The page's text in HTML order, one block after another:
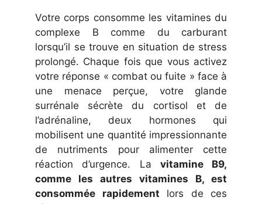
Votre corps consomme les vitamines du
complexe B comme du carburant
lorsqu’il se trouve en situation de stress
prolongé. Chaque fois que vous activez
votre réponse « combat ou fuite » face à
une menace perçue, votre glande
surrénale sécrète du cortisol et de
l’adrénaline, deux hormones qui
mobilisent une quantité impressionnante
de nutriments pour alimenter cette
réaction d’urgence. La vitamine B9,
comme les autres vitamines B, est
consommée rapidement lors de ces